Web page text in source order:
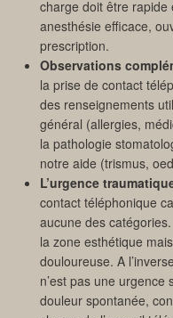
charge doit être
anesthésie efficace,
prescription.
Observations
la prise de contact
des renseignements
général (allergies,
la pathologie
notre aide (trismus,
L’urgence
contact téléphonique
aucune des
la zone esthétique
douloureuse. A
n’est pas une urgence
douleur spontanée,